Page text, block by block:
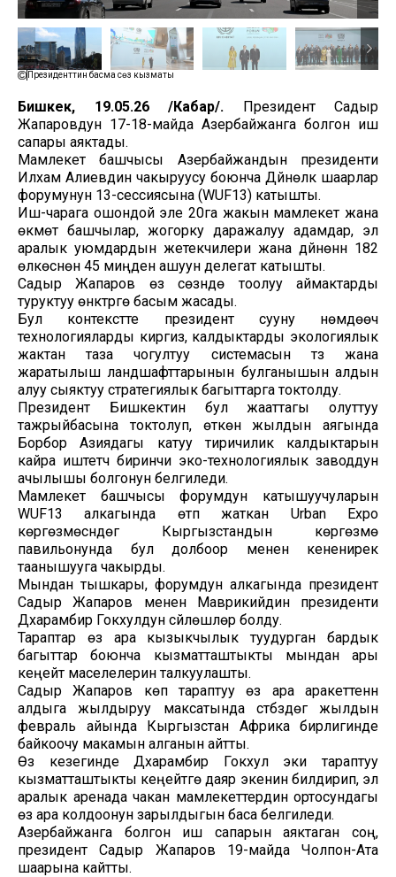
Президенттин басма сөз кызматы
Бишкек, 19.05.26 /Кабар/. Президент Садыр
Жапаровдун 17-18-майда Азербайжанга болгон иш
сапары аяктады.
Мамлекет башчысы Азербайжандын президенти
Илхам Алиевдин чакыруусу боюнча Дүйнөлүк шаарлар
форумунун 13-сессиясына (WUF13) катышты.
Иш-чарага ошондой эле 20га жакын мамлекет жана
өкмөт башчылар, жогорку даражалуу адамдар, эл
аралык уюмдардын жетекчилери жана дүйнөнүн 182
өлкөсүнөн 45 миңден ашуун делегат катышты.
Садыр Жапаров өз сөзүндө тоолуу аймактарды
туруктуу өнүктүрүүгө басым жасады.
Бул контекстте президент сууну үнөмдөөчү
технологияларды киргизүү, калдыктарды экологиялык
жактан таза чогултуу системасын түзүү жана
жаратылыш ландшафттарынын булганышын алдын
алуу сыяктуу стратегиялык багыттарга токтолду.
Президент Бишкектин бул жааттагы олуттуу
тажрыйбасына токтолуп, өткөн жылдын аягында
Борбор Азиядагы катуу тиричилик калдыктарын
кайра иштетүүчү биринчи эко-технологиялык заводдун
ачылышы болгонун белгиледи.
Мамлекет башчысы форумдун катышуучуларын
WUF13 алкагында өтүп жаткан Urban Expo
көргөзмөсүндөгү Кыргызстандын көргөзмө
павильонунда бул долбоор менен кененирек
таанышууга чакырды.
Мындан тышкары, форумдун алкагында президент
Садыр Жапаров менен Маврикийдин президенти
Дхарамбир Гокхулдун сүйлөшүүлөрү болду.
Тараптар өз ара кызыкчылык туудурган бардык
багыттар боюнча кызматташтыкты мындан ары
кеңейтүү маселелерин талкуулашты.
Садыр Жапаров көп тараптуу өз ара аракеттенүүнү
алдыга жылдыруу максатында үстүбүздөгү жылдын
февраль айында Кыргызстан Африка бирлигинде
байкоочу макамын алганын айтты.
Өз кезегинде Дхарамбир Гокхул эки тараптуу
кызматташтыкты кеңейтүүгө даяр экенин билдирип, эл
аралык аренада чакан мамлекеттердин ортосундагы
өз ара колдоонун зарылдыгын баса белгиледи.
Азербайжанга болгон иш сапарын аяктаган соң,
президент Садыр Жапаров 19-майда Чолпон-Ата
шаарына кайтты.